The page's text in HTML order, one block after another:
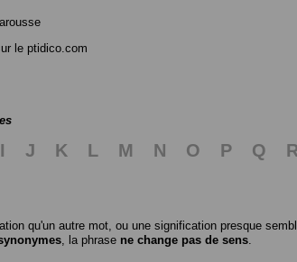
le ptidico.com
I J K L M N O P Q R
qu'un autre mot, ou une signification presque
, la phrase ne change pas de sens